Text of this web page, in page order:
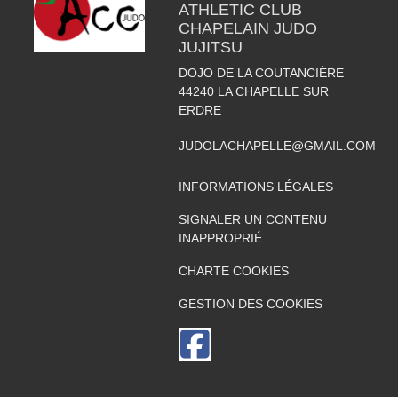
ATHLETIC CLUB
CHAPELAIN JUDO
JUJITSU
DOJO DE LA COUTANCIÈRE
44240 LA CHAPELLE SUR
ERDRE
JUDOLACHAPELLE@GMAIL.COM
INFORMATIONS LÉGALES
SIGNALER UN CONTENU
INAPPROPRIÉ
CHARTE COOKIES
GESTION DES COOKIES